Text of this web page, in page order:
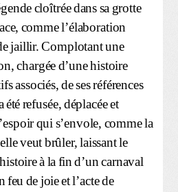
cloîtrée dans sa grotte
comme l’élaboration
jaillir. Complotant une
chargée d’une histoire
associés, de ses références
été refusée, déplacée et
qui s’envole, comme la
veut brûler, laissant le
à la fin d’un carnaval
de joie et l’acte de